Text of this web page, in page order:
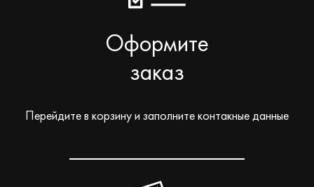
Оформите
заказ
Перейдите в корзину и заполните контакные данные